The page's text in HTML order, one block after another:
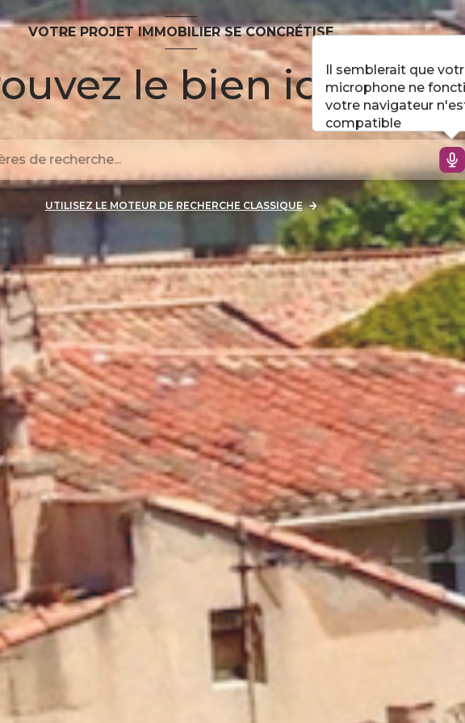
VOTRE PROJET IMMOBILIER SE CONCRÉTISE
le bien idéal !
Il semblerait que
microphone ne
votre navigateur
compatible
UTILISEZ LE MOTEUR DE RECHERCHE CLASSIQUE